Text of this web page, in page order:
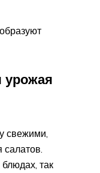
урожая
свежими,
так